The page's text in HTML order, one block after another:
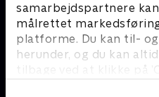
samarbejdspartnere
målrettet
platforme. Du kan til-
herunder, og du kan
tilbage ved at klikke på